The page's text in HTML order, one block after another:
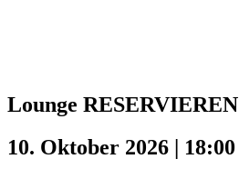
Lounge RESERVIEREN
10. Oktober 2026 | 18:00